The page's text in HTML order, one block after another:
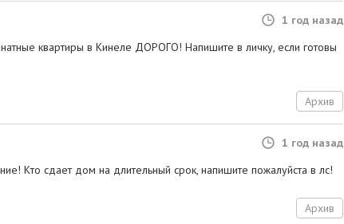
1 год назад
квартиры в Кинеле ДОРОГО! Напишите в личку, если готовы
Архив
1 год назад
Кто сдает дом на длительный срок, напишите пожалуйста в лс!
Архив